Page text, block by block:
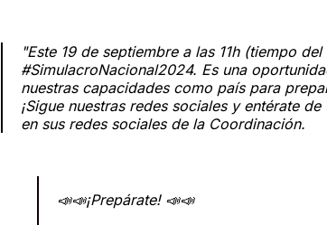
"Este 19 de septiembre a las 11h (tiempo
#SimulacroNacional2024. Es una
nuestras capacidades como país para
¡Sigue nuestras redes sociales y entérate
en sus redes sociales de la Coordinación.
📣📣¡Prepárate! 📣📣